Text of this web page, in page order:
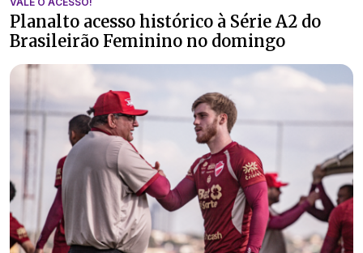
Planalto acesso histórico à Série A2 do
Brasileirão Feminino no domingo